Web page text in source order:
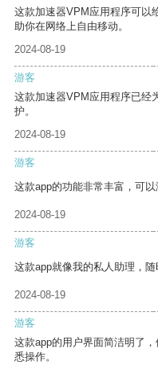
这款加速器VPM应用程序可以
助你在网络上自由移动。
2024-08-19
游客
这款加速器VPM应用程序已经
护。
2024-08-19
游客
这款app的功能非常丰富，可以
2024-08-19
游客
这款app就像我的私人助理，随
2024-08-19
游客
这款app的用户界面简洁明了
悉操作。